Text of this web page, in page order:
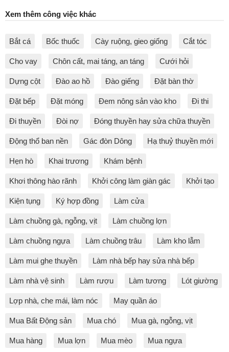
Xem thêm công việc khác
Bắt cá Bốc thuốc Cày ruộng, gieo giống Cắt tóc
Cho vay Chôn cất, mai táng, an táng Cưới hỏi
Dựng cột Đào ao hồ Đào giếng Đặt bàn thờ
Đặt bếp Đặt móng Đem nông sản vào kho Đi thi
Đi thuyền Đòi nợ Đóng thuyền hay sửa chữa thuyền
Động thổ ban nền Gác đòn Dông Hạ thuỷ thuyền mới
Hẹn hò Khai trương Khám bệnh
Khơi thông hào rãnh Khởi công làm giàn gác Khởi tạo
Kiện tụng Ký hợp đồng Làm cửa
Làm chuồng gà, ngỗng, vịt Làm chuồng lợn
Làm chuồng ngựa Làm chuồng trâu Làm kho lẫm
Làm mui ghe thuyền Làm nhà bếp hay sửa nhà bếp
Làm nhà vệ sinh Làm rượu Làm tương Lót giường
Lợp nhà, che mái, làm nóc May quần áo
Mua Bất Động sản Mua chó Mua gà, ngỗng, vịt
Mua hàng Mua lợn Mua mèo Mua ngựa